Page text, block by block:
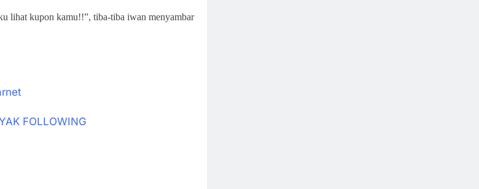
lihat kupon kamu!!”, tiba-tiba iwan menyambar
FOLLOWING